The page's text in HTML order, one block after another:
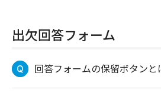
出欠回答フォーム
回答フォームの保留ボタン